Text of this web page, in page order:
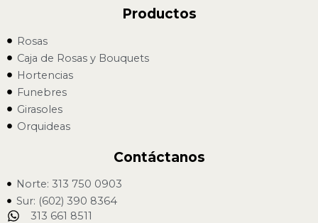
Productos
Rosas
Caja de Rosas y Bouquets
Hortencias
Funebres
Girasoles
Orquideas
Contáctanos
Norte: 313 750 0903
Sur: (602) 390 8364
313 661 8511